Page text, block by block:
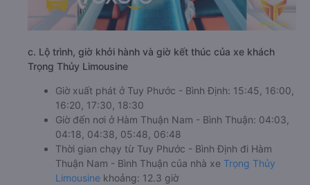
c. Lộ trình, giờ khởi hành và giờ kết thúc của xe khách
Trọng Thủy Limousine
Giờ xuất phát ở Tuy Phước - Bình Định: 15:45, 16:00,
16:20, 17:30, 18:30
Giờ đến nơi ở Hàm Thuận Nam - Bình Thuận: 04:03,
04:18, 04:38, 05:48, 06:48
Thời gian chạy từ Tuy Phước - Bình Định đi Hàm
Thuận Nam - Bình Thuận của nhà xe Trọng Thủy
Limousine khoảng: 12.3 giờ